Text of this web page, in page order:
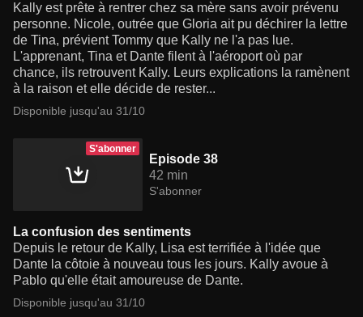
Kally est prête à rentrer chez sa mère sans avoir prévenu
personne. Nicole, outrée que Gloria ait pu déchirer la lettre
de Tina, prévient Tommy que Kally ne l'a pas lue.
L'apprenant, Tina et Dante filent à l'aéroport où par
chance, ils retrouvent Kally. Leurs explications la ramènent
à la raison et elle décide de rester...
Disponible jusqu'au 31/10
S'abonner
Episode 38
42 min
S'abonner
La confusion des sentiments
Depuis le retour de Kally, Lisa est terrifiée à l'idée que
Dante la côtoie à nouveau tous les jours. Kally avoue à
Pablo qu'elle était amoureuse de Dante.
Disponible jusqu'au 31/10